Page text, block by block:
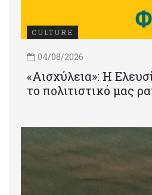
CULTURE
04/08/2026
«Αισχύλεια»: Η
το πολιτιστικό μας